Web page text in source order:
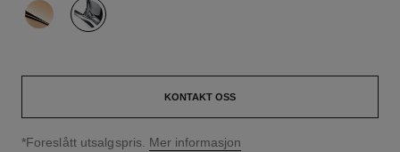
variant (2)
KONTAKT OSS
↩
*Foreslått utsalgspris. Mer informasjon